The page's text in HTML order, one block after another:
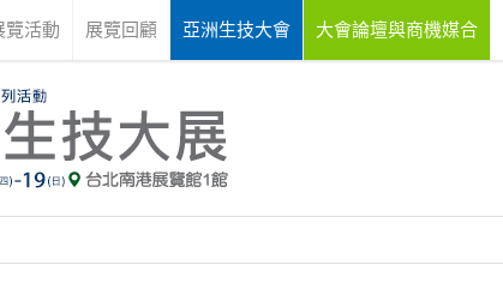
覽活動 展覽回顧 亞洲生技大會 大會論壇與商機媒合